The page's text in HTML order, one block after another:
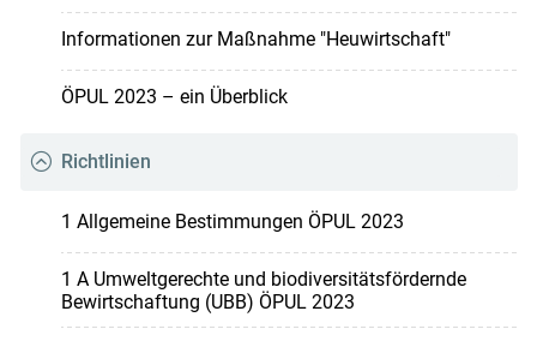
Informationen zur Maßnahme "Heuwirtschaft"
ÖPUL 2023 – ein Überblick
Richtlinien
1 Allgemeine Bestimmungen ÖPUL 2023
1 A Umweltgerechte und biodiversitätsfördernde
Bewirtschaftung (UBB) ÖPUL 2023